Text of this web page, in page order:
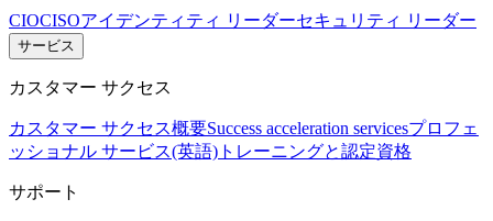
CIOCISOアイデンティティ リーダーセキュリティ リーダー
サービス
カスタマー サクセス
カスタマー サクセス概要Success acceleration servicesプロフェ
ッショナル サービス(英語) トレーニングと認定資格
サポート